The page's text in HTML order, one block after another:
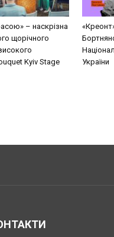
– наскрізна
щорічного
Kyiv Stage
України